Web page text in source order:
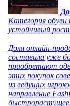
Категория
устойчивый рост
Доля онлайн-
составила уже
приобретают
этих покупок
из ведущих
направление